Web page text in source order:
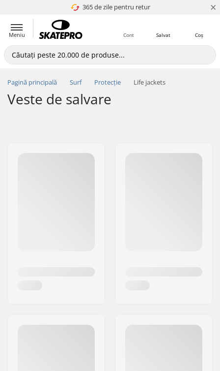
365 de zile pentru retur
4.8 a 5 ×
Meniu Coș
Salvat
Cont
Pagină principală Surf Protecție Life jackets
Veste de salvare